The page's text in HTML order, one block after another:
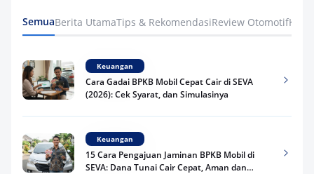
SemuaBerita UtamaTips & RekomendasiReview Otomotif
Keuangan
Cara Gadai BPKB Mobil Cepat Cair di SEVA
(2026): Cek Syarat, dan Simulasinya
Keuangan
15 Cara Pengajuan Jaminan BPKB Mobil di
SEVA: Dana Tunai Cair Cepat, Aman dan